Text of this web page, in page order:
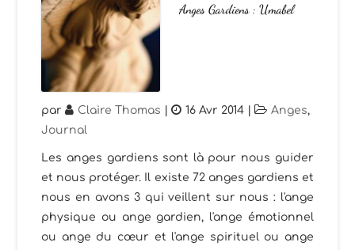
Anges Gardiens : Umabel
par Claire Thomas | 16 Avr 2014 | Anges,
Journal
Les anges gardiens sont là pour nous guider
et nous protéger. Il existe 72 anges gardiens et
nous en avons 3 qui veillent sur nous : l'ange
physique ou ange gardien, l'ange émotionnel
ou ange du cœur et l'ange spirituel ou ange